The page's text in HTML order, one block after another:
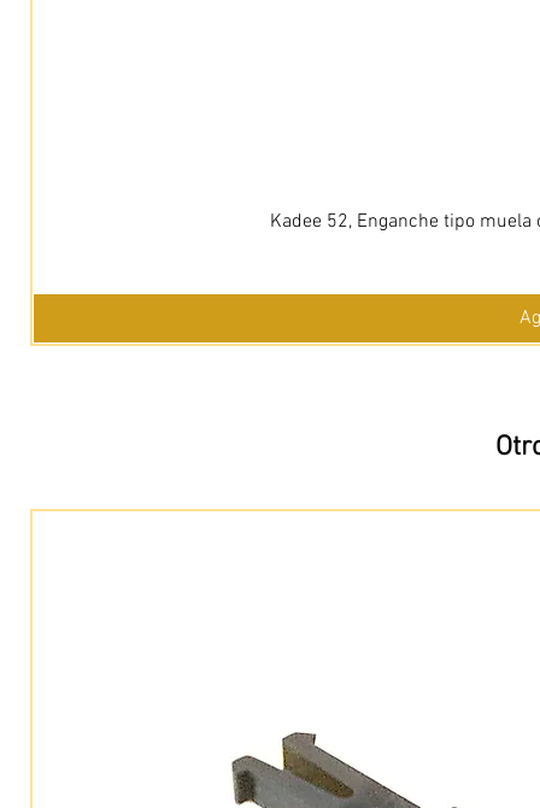
Kadee 52, Enganche tipo